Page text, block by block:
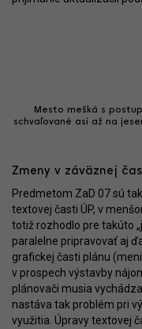
Mesto mešká s
schvaľované asi až na
Zmeny v záväznej
Predmetom ZaD 07 sú
textovej časti ÚP, v
totiž rozhodlo pre takúto
paralelne pripravovať aj
grafickej časti plánu
v prospech výstavby
plánovači musia
nastáva tak problém pri
využitia. Úpravy textovej